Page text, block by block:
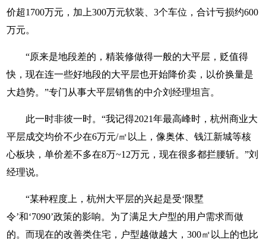
价超1700万元，加上300万元软装、3个车位，合计亏损约600
万元。
“原来是地段差的，精装修做得一般的大平层，贬值得
快，现在连一些好地段的大平层也开始降价卖，以价换量是
大趋势。”专门从事大平层销售的中介刘经理坦言。
此一时非彼一时。“我记得2021年最高峰时，杭州商业大
平层成交均价不少在6万元/㎡以上，像奥体、钱江新城等核
心板块，单价差不多在8万~12万元，现在很多都拦腰斩。”刘
经理说。
“某种程度上，杭州大平层的兴起是受‘限墅
令’和‘7090’政策的影响。为了满足大户型的用户需求而做
的。而现在的改善类住宅，户型越做越大，300㎡以上的也比